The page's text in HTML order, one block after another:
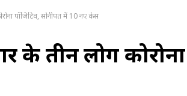
पॉजिटिव, सोनीपत में 10 नए केस
के तीन लोग